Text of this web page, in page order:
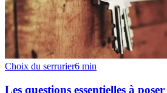
Choix du serrurier6 min
Les questions essentielles à